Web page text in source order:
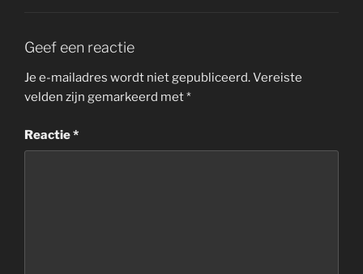
Geef een reactie
Je e-mailadres wordt niet gepubliceerd.Vereiste
velden zijn gemarkeerd met*
Reactie*